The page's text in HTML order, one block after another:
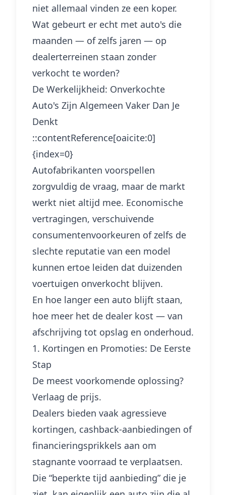
niet allemaal vinden ze een koper.
Wat gebeurt er echt met auto's die
maanden — of zelfs jaren — op
dealerterreinen staan zonder
verkocht te worden?
De Werkelijkheid: Onverkochte
Auto's Zijn Algemeen Vaker Dan Je
Denkt
::contentReference[oaicite:0]
{index=0}
Autofabrikanten voorspellen
zorgvuldig de vraag, maar de markt
werkt niet altijd mee. Economische
vertragingen, verschuivende
consumentenvoorkeuren of zelfs de
slechte reputatie van een model
kunnen ertoe leiden dat duizenden
voertuigen onverkocht blijven.
En hoe langer een auto blijft staan,
hoe meer het de dealer kost — van
afschrijving tot opslag en onderhoud.
1. Kortingen en Promoties: De Eerste
Stap
De meest voorkomende oplossing?
Verlaag de prijs.
Dealers bieden vaak agressieve
kortingen, cashback-aanbiedingen of
financieringsprikkels aan om
stagnante voorraad te verplaatsen.
Die “beperkte tijd aanbieding” die je